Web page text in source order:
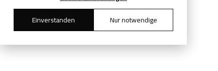
Einverstanden
Nur notwendige